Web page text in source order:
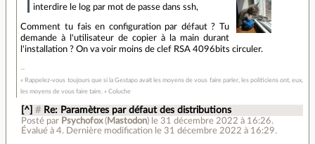
interdire le log par mot de passe dans ssh,
Comment tu fais en configuration par défaut ? Tu
demande à l'utilisateur de copier à la main durant
l'installation ? On va voir moins de clef RSA 4096bits circuler.
« Rappelez-vous toujours que si la Gestapo avait les moyens de vous faire parler, les politiciens ont, eux,
les moyens de vous faire taire. » Coluche
[^] # Re: Paramètres par défaut des distributions
Posté par Psychofox(Mastodon) le 31 décembre 2022 à 16:26.
Évalué à 4. Dernière modification le 31 décembre 2022 à 16:29.